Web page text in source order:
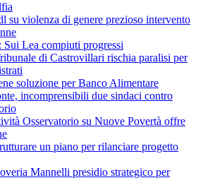
su violenza di genere prezioso intervento
Lea compiuti progressi
di Castrovillari rischia paralisi per
soluzione per Banco Alimentare
incomprensibili due sindaci contro
Osservatorio su Nuove Povertà offre
un piano per rilanciare progetto
Mannelli presidio strategico per